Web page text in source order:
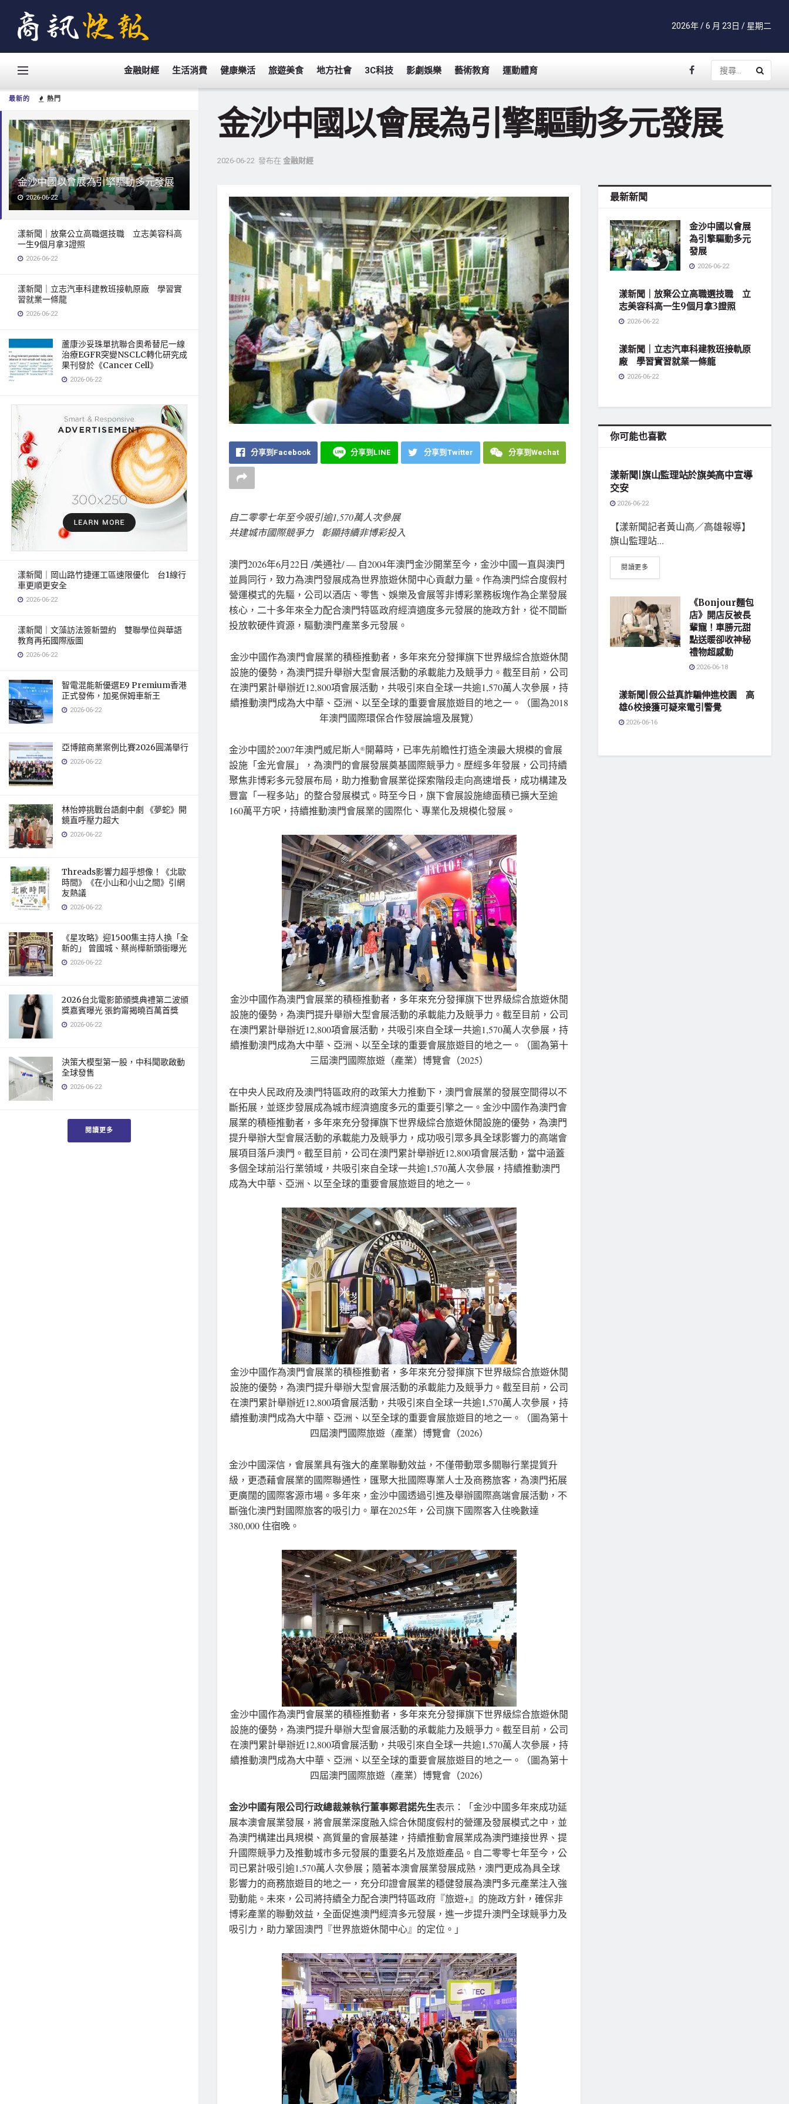
最新的 熱門
金沙中國以會展為引擎驅動多元發展
2026-06-22
漾新聞｜放棄公立高職選技職 立志美容科高
一生9個月拿3證照
2026-06-22
漾新聞｜立志汽車科建教班接軌原廠 學習實
習就業一條龍
2026-06-22
蘆康沙妥珠單抗聯合奧希替尼一線
治療EGFR突變NSCLC轉化研究成
果刊發於《Cancer Cell》
2026-06-22
漾新聞｜岡山路竹捷運工區速限優化 台1線行
車更順更安全
2026-06-22
漾新聞｜文藻訪法簽新盟約 雙聯學位與華語
教育再拓國際版圖
2026-06-22
智電混能新優選E9 Premium香港
正式發佈，加冕保姆車新王
2026-06-22
亞博館商業案例比賽2026圓滿舉行
2026-06-22
林怡婷挑戰台語劇中劇 《夢蛇》開
鏡直呼壓力超大
2026-06-22
Threads影響力超乎想像！《北歐
時間》《在小山和小山之間》引網
友熱議
2026-06-22
《星攻略》迎1500集主持人換「全
新的」 曾國城、蔡尚樺新頭銜曝光
2026-06-22
2026台北電影節頒獎典禮第二波頒
獎嘉賓曝光 張鈞甯揭曉百萬首獎
2026-06-22
決策大模型第一股，中科聞歌啟動
全球發售
2026-06-22
閱讀更多
2026年 / 6 月 23日 / 星期二
金融財經 生活消費 健康樂活 旅遊美食 地方社會 3C科技 影劇娛樂 藝術教育 運動體育
金沙中國以會展為引擎驅動多元發展
2026-06-22 發布在 金融財經
分享到Facebook 分享到LINE 分享到Twitter 分享到Wechat
自二零零七年至今吸引逾1,570萬人次參展
共建城市國際競爭力
彰顯持續非博彩投入
澳門2026年6月22日 /美通社/ — 自2004年澳門金沙開業至今，金沙中國一直與澳門
並肩同行，致力為澳門發展成為世界旅遊休閒中心貢獻力量。作為澳門綜合度假村
營運模式的先驅，公司以酒店、零售、娛樂及會展等非博彩業務板塊作為企業發展
核心，二十多年來全力配合澳門特區政府經濟適度多元發展的施政方針，從不間斷
投放軟硬件資源，驅動澳門產業多元發展。
金沙中國作為澳門會展業的積極推動者，多年來充分發揮旗下世界級綜合旅遊休閒
設施的優勢，為澳門提升舉辦大型會展活動的承載能力及競爭力。截至目前，公司
在澳門累計舉辦近12,800項會展活動，共吸引來自全球一共逾1,570萬人次參展，持
續推動澳門成為大中華、亞洲、以至全球的重要會展旅遊目的地之一。（圖為2018
年澳門國際環保合作發展論壇及展覽）
金沙中國於2007年澳門威尼斯人®開幕時，已率先前瞻性打造全澳最大規模的會展
設施「金光會展」，為澳門的會展發展奠基國際競爭力。歷經多年發展，公司持續
聚焦非博彩多元發展布局，助力推動會展業從探索階段走向高速增長，成功構建及
豐富「一程多站」的整合發展模式。時至今日，旗下會展設施總面積已擴大至逾
160萬平方呎，持續推動澳門會展業的國際化、專業化及規模化發展。
金沙中國作為澳門會展業的積極推動者，多年來充分發揮旗下世界級綜合旅遊休閒
設施的優勢，為澳門提升舉辦大型會展活動的承載能力及競爭力。截至目前，公司
在澳門累計舉辦近12,800項會展活動，共吸引來自全球一共逾1,570萬人次參展，持
續推動澳門成為大中華、亞洲、以至全球的重要會展旅遊目的地之一。（圖為第十
三屆澳門國際旅遊（產業）博覽會（2025）
在中央人民政府及澳門特區政府的政策大力推動下，澳門會展業的發展空間得以不
斷拓展，並逐步發展成為城市經濟適度多元的重要引擎之一。金沙中國作為澳門會
展業的積極推動者，多年來充分發揮旗下世界級綜合旅遊休閒設施的優勢，為澳門
提升舉辦大型會展活動的承載能力及競爭力，成功吸引眾多具全球影響力的高端會
展項目落戶澳門。截至目前，公司在澳門累計舉辦近12,800項會展活動，當中涵蓋
多個全球前沿行業領域，共吸引來自全球一共逾1,570萬人次參展，持續推動澳門
成為大中華、亞洲、以至全球的重要會展旅遊目的地之一。
金沙中國作為澳門會展業的積極推動者，多年來充分發揮旗下世界級綜合旅遊休閒
設施的優勢，為澳門提升舉辦大型會展活動的承載能力及競爭力。截至目前，公司
在澳門累計舉辦近12,800項會展活動，共吸引來自全球一共逾1,570萬人次參展，持
續推動澳門成為大中華、亞洲、以至全球的重要會展旅遊目的地之一。（圖為第十
四屆澳門國際旅遊（產業）博覽會（2026）
金沙中國深信，會展業具有強大的產業聯動效益，不僅帶動眾多關聯行業提質升
級，更憑藉會展業的國際聯通性，匯聚大批國際專業人士及商務旅客，為澳門拓展
更廣闊的國際客源市場。多年來，金沙中國透過引進及舉辦國際高端會展活動，不
斷強化澳門對國際旅客的吸引力。單在2025年，公司旗下國際客入住晚數達
380,000 住宿晚。
金沙中國作為澳門會展業的積極推動者，多年來充分發揮旗下世界級綜合旅遊休閒
設施的優勢，為澳門提升舉辦大型會展活動的承載能力及競爭力。截至目前，公司
在澳門累計舉辦近12,800項會展活動，共吸引來自全球一共逾1,570萬人次參展，持
續推動澳門成為大中華、亞洲、以至全球的重要會展旅遊目的地之一。（圖為第十
四屆澳門國際旅遊（產業）博覽會（2026）
金沙中國有限公司行政總裁兼執行董事鄭君諾先生表示：「金沙中國多年來成功延
展本澳會展業發展，將會展業深度融入綜合休閒度假村的營運及發展模式之中，並
為澳門構建出具規模、高質量的會展基建，持續推動會展業成為澳門連接世界、提
升國際競爭力及推動城市多元發展的重要名片及旅遊產品。自二零零七年至今，公
司已累計吸引逾1,570萬人次參展；隨著本澳會展業發展成熟，澳門更成為具全球
影響力的商務旅遊目的地之一，充分印證會展業的穩健發展為澳門多元產業注入強
勁動能。未來，公司將持續全力配合澳門特區政府『旅遊+』的施政方針，確保非
博彩產業的聯動效益，全面促進澳門經濟多元發展，進一步提升澳門全球競爭力及
吸引力，助力鞏固澳門『世界旅遊休閒中心』的定位。」
最新新聞
金沙中國以會展
為引擎驅動多元
發展
2026-06-22
漾新聞｜放棄公立高職選技職 立
志美容科高一生9個月拿3證照
2026-06-22
漾新聞｜立志汽車科建教班接軌原
廠 學習實習就業一條龍
2026-06-22
你可能也喜歡
漾新聞|旗山監理站於旗美高中宣導
交安
2026-06-22
【漾新聞記者黃山高／高雄報導】
旗山監理站...
閱讀更多
《Bonjour麵包
店》開店反被長
輩寵！車勝元甜
點送暖卻收神秘
禮物超感動
2026-06-18
漾新聞|假公益真詐騙伸進校園 高
雄6校接獲可疑來電引警覺
2026-06-16